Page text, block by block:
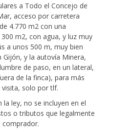
a Todo el Concejo de
acceso por carretera
4.770 m2 con una
m2, con agua, y luz muy
a unos 500 m, muy bien
Gijón, y la autovía Minera,
de paso, en un lateral,
de la finca), para más
solo por tlf.
la ley, no se incluyen en el
o tributos que legalmente
comprador.